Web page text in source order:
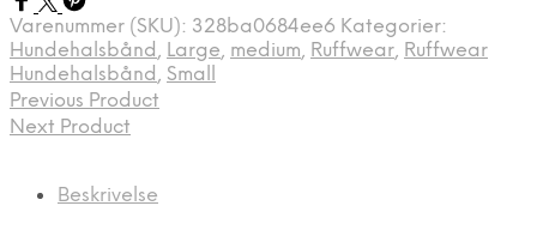
Varenummer (SKU): 328ba0684ee6 Kategorier:
Hundehalsbånd, Large, medium, Ruffwear, Ruffwear
Hundehalsbånd, Small
Previous Product
Next Product
Beskrivelse